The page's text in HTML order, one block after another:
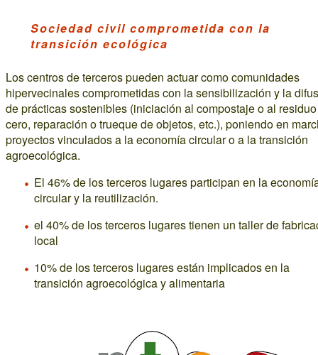
Sociedad civil comprometida con la
transición ecológica
Los centros de terceros pueden actuar como comunidades
hipervecinales comprometidas con la sensibilización y la
de prácticas sostenibles (iniciación al compostaje o al residuo
cero, reparación o trueque de objetos, etc.), poniendo en
proyectos vinculados a la economía circular o a la transición
agroecológica.
El 46% de los terceros lugares participan en la
circular y la reutilización.
el 40% de los terceros lugares tienen un taller de
local
10% de los terceros lugares están implicados en la
transición agroecológica y alimentaria